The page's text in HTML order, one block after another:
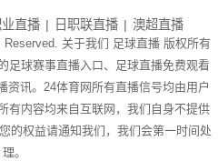
直播 日职联直播 澳超直播
关于我们 足球直播版权所有
足球赛事直播入口、足球直播免费观看
资讯。24体育网所有直播信号均由用户
有内容均来自互联网，我们自身不提供
的权益请通知我们，我们会第一时间处
理。